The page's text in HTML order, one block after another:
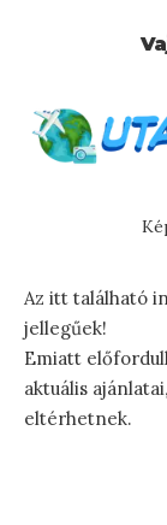
Az itt található
jellegűek!
Emiatt
aktuális
eltérhetnek.